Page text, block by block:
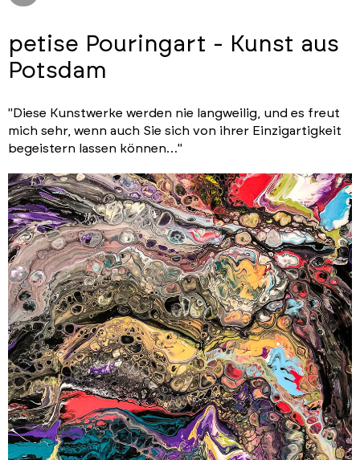
petise Pouringart - Kunst aus
Potsdam
"Diese Kunstwerke werden nie langweilig, und es freut
mich sehr, wenn auch Sie sich von ihrer Einzigartigkeit
begeistern lassen können…"